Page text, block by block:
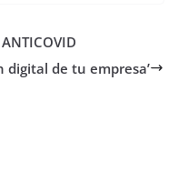
de tu empresa’